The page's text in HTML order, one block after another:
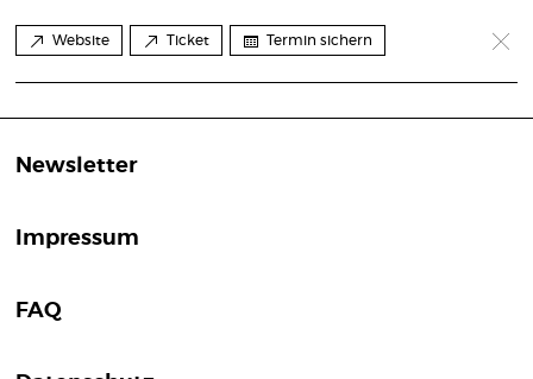
Website Ticket Termin sichern
Newsletter
Impressum
FAQ